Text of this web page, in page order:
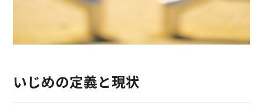
いじめの定義と現状